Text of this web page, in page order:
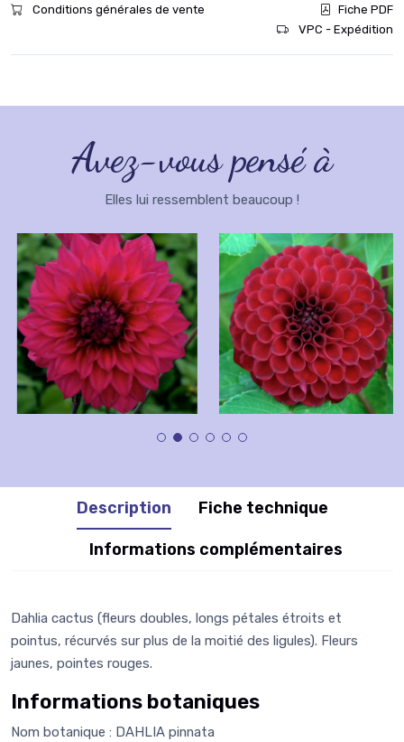
Conditions générales de vente
Fiche PDF
VPC - Expédition
Avez-vous pensé à
Elles lui ressemblent beaucoup !
Description Fiche technique
Informations complémentaires
Dahlia cactus (fleurs doubles, longs pétales étroits et
pointus, récurvés sur plus de la moitié des ligules). Fleurs
jaunes, pointes rouges.
Informations botaniques
Nom botanique : DAHLIA pinnata